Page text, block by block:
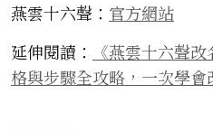
燕雲十六聲： 官方網站
延伸閱讀：
《燕雲十六聲
格與步驟全攻略，一次學會